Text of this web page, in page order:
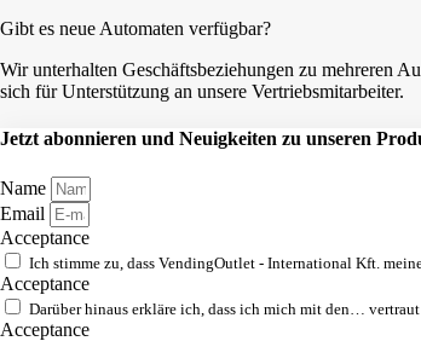
Gibt es neue Automaten verfügbar?
Wir unterhalten Geschäftsbeziehungen zu mehreren
sich für Unterstützung an unsere Vertriebsmitarbeiter.
Jetzt abonnieren und Neuigkeiten zu unseren
Name
Email
Acceptance
Ich stimme zu, dass VendingOutlet - International Kft.
Acceptance
Darüber hinaus erkläre ich, dass ich mich mit den… vertraut
Acceptance